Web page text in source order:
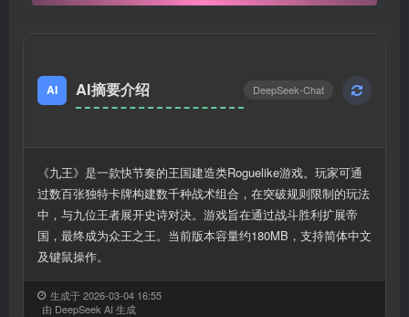
AI AI摘要介绍 DeepSeek-Chat
《九王》是一款快节奏的王国建造类Roguelike游戏。玩家可通
过数百张独特卡牌构建数千种战术组合，在突破规则限制的玩法
中，与九位王者展开史诗对决。游戏旨在通过战斗胜利扩展帝
国，最终成为众王之王。当前版本容量约180MB，支持简体中文
及键鼠操作。
生成于 2026-03-04 16:55
由 DeepSeek AI 生成